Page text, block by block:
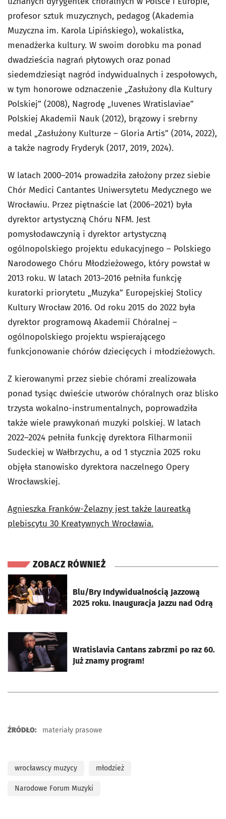
profesor sztuk muzycznych, pedagog (Akademia
Muzyczna im. Karola Lipińskiego), wokalistka,
menadżerka kultury. W swoim dorobku ma ponad
dwadzieścia nagrań płytowych oraz ponad
siedemdziesiąt nagród indywidualnych i zespołowych,
w tym honorowe odznaczenie „Zasłużony dla Kultury
Polskiej” (2008), Nagrodę „Iuvenes Wratislaviae”
Polskiej Akademii Nauk (2012), brązowy i srebrny
medal „Zasłużony Kulturze – Gloria Artis” (2014, 2022),
a także nagrody Fryderyk (2017, 2019, 2024).
W latach 2000–2014 prowadziła założony przez siebie
Chór Medici Cantantes Uniwersytetu Medycznego we
Wrocławiu. Przez piętnaście lat (2006–2021) była
dyrektor artystyczną Chóru NFM. Jest
pomysłodawczynią i dyrektor artystyczną
ogólnopolskiego projektu edukacyjnego – Polskiego
Narodowego Chóru Młodzieżowego, który powstał w
2013 roku. W latach 2013–2016 pełniła funkcję
kuratorki priorytetu „Muzyka” Europejskiej Stolicy
Kultury Wrocław 2016. Od roku 2015 do 2022 była
dyrektor programową Akademii Chóralnej –
ogólnopolskiego projektu wspierającego
funkcjonowanie chórów dziecięcych i młodzieżowych.
Z kierowanymi przez siebie chórami zrealizowała
ponad tysiąc dwieście utworów chóralnych oraz blisko
trzysta wokalno-instrumentalnych, poprowadziła
także wiele prawykonań muzyki polskiej. W latach
2022–2024 pełniła funkcję dyrektora Filharmonii
Sudeckiej w Wałbrzychu, a od 1 stycznia 2025 roku
objęła stanowisko dyrektora naczelnego Opery
Wrocławskiej.
Agnieszka Franków-Żelazny jest także laureatką
plebiscytu 30 Kreatywnych Wrocławia.
ZOBACZ RÓWNIEŻ
Blu/Bry Indywidualnością Jazzową
2025 roku. Inauguracja Jazzu nad Odrą
otworzy się w nowej karcie
Wratislavia Cantans zabrzmi po raz 60.
Już znamy program!
otworzy się w nowej karcie
ŹRÓDŁO: materiały prasowe
wrocławscy muzycy młodzież
Narodowe Forum Muzyki